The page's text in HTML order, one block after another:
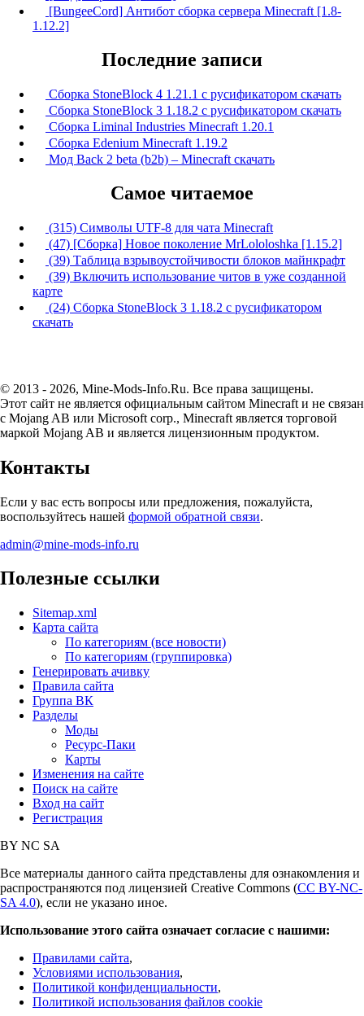
[BungeeCord] Антибот сборка сервера Minecraft [1.8-
1.12.2]
Последние записи
Сборка StoneBlock 4 1.21.1 с русификатором скачать
Сборка StoneBlock 3 1.18.2 с русификатором скачать
Сборка Liminal Industries Minecraft 1.20.1
Сборка Edenium Minecraft 1.19.2
Мод Back 2 beta (b2b) – Minecraft скачать
Самое читаемое
(315) Символы UTF-8 для чата Minecraft
(47) [Сборка] Новое поколение MrLololoshka [1.15.2]
(39) Таблица взрывоустойчивости блоков майнкрафт
(39) Включить использование читов в уже созданной
карте
(24) Сборка StoneBlock 3 1.18.2 с русификатором
скачать
© 2013 - 2026, Mine-Mods-Info.Ru. Все права защищены.
Этот сайт не является официальным сайтом Minecraft и не связан
с Mojang AB или Microsoft corp., Minecraft является торговой
маркой Mojang AB и является лицензионным продуктом.
Контакты
Если у вас есть вопросы или предложения, пожалуйста,
воспользуйтесь нашей формой обратной связи.
admin@mine-mods-info.ru
Полезные ссылки
Sitemap.xml
Карта сайта
По категориям (все новости)
По категориям (группировка)
Генерировать ачивку
Правила сайта
Группа ВК
Разделы
Моды
Ресурс-Паки
Карты
Изменения на сайте
Поиск на сайте
Вход на сайт
Регистрация
BY NC SA
Все материалы данного сайта представлены для ознакомления и
распространяются под лицензией Creative Commons (CC BY-NC-
SA 4.0), если не указано иное.
Использование этого сайта означает согласие с нашими:
Правилами сайта,
Условиями использования,
Политикой конфиденциальности,
Политикой использования файлов cookie